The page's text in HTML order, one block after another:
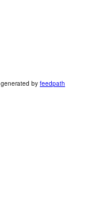
generated by feedpath